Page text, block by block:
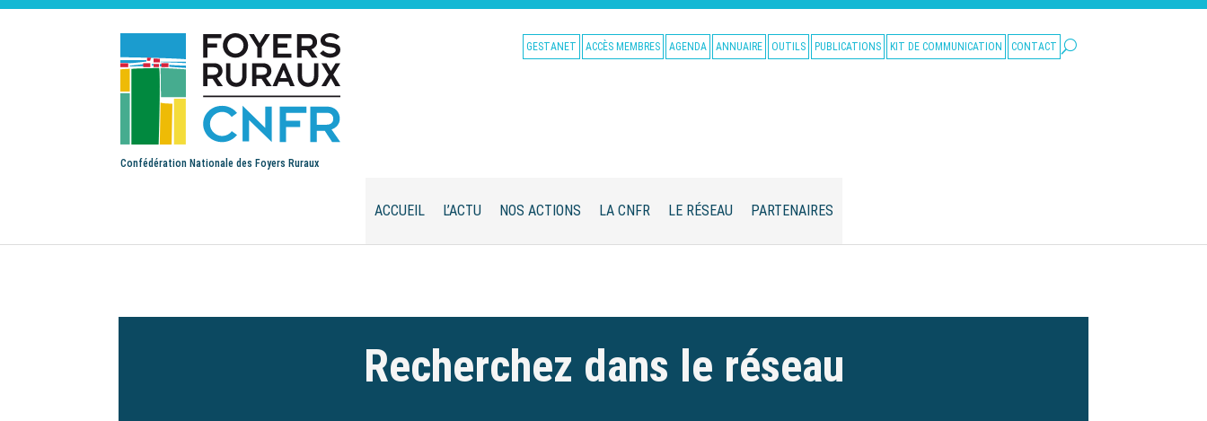
Confédération Nationale des Foyers Ruraux
GESTANET ACCÈS MEMBRES AGENDA ANNUAIRE OUTILS PUBLICATIONS KIT DE COMMUNICATION CONTACT
ACCUEIL L’ACTU NOS ACTIONS LA CNFR LE RÉSEAU PARTENAIRES
Recherchez dans le réseau